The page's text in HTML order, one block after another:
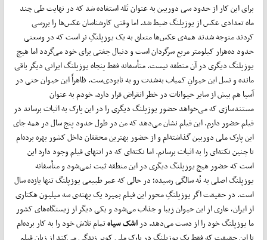
برای این کار از حدود سی دوربین به عنوان تَله استفاده شد که در نهایت طی چند
ماه تعدادی عکس از یوزپلنگ ضبط شد. اما وقتی کارشناسان عکس‌ها را بررسی
کردند متوجه شدند همه‌ی عکس‌ها متعلق به یک یوزپلنگِ نر ا‌ست که در وسعتی
حدود ده‌هزار کیلومتر مربع سرگردان است و دنبال جفتی برای خود می‌گردد اما هیچ
یوزپلنگ دیگری در آن منطقه نیست. متأسفانه فقط پنجاه یوزپلنگ ایرانی دیگر باقی
مانده و نسل این حیوانِ کمیاب به‌شدت رو به نابودی‌ست. ظاهراً این حیوان حتی در
آسیا هم بیش از سایر حیوانات در خطر انقراض قرار دارد. خودم به عنوان
مستندسازی که می‌خواهد حضور یوزپلنگ دیگری را در این پارک به اثبات برساند در
فیلم حضور دارم. این فیلم نشان می‌دهد که من در طول حدود پنج سال در همه جای
این پارک ملی دوربین گذاشته‌ام و از حضور بهترین محققان داخل کشور بهره برده‌ام
تا چنین نکته‌ای را به اثبات برسانم. اما نکته‌ای که در انتهای فیلم وجود دارد این
است که حضور هیچ یوزپلنگ دیگری در این منطقه ثبت نمی‌شود و متأسفانه
یوزپلنگ اصلی به نُه سالگی رسیده؛ در حالی‌ که عمر طبیعی یوزپلنگ تنها یازده سال
است. در حقیقت اگر یوزپلنگِ محور این فیلم بمیرد یک پهنه‌ی سه میلیون هکتاری
از ایران، عاری از این حیوان زیبا و جذاب می‌شود و یکی دیگر از زیستگاه‌های کشور
ما یوزپلنگ خود را از دست می‌دهد. در اشک سیاهتمام تلاش خود را به کار برده‌ام